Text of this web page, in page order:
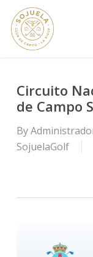
main
Circuito
de Campo
By
SojuelaGolf